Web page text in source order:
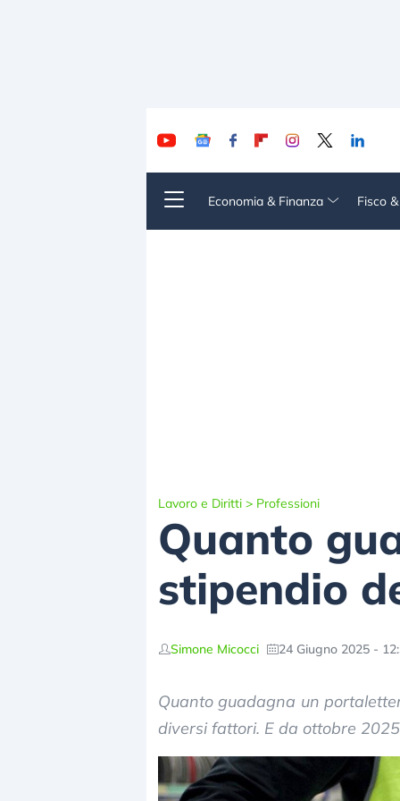
Economia & Finanza Fisco
Lavoro e Diritti > Professioni
Quanto
stipendio
Simone Micocci 24 Giugno 2025 -
Quanto guadagna un
diversi fattori. E da ottobre